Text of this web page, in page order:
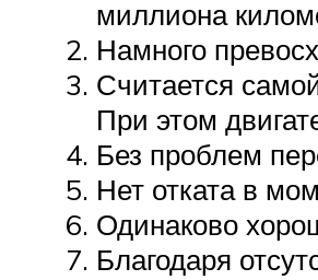
миллиона
Намного
Считается
При этом
Без проблем
Нет отката в
Одинаково
Благодаря